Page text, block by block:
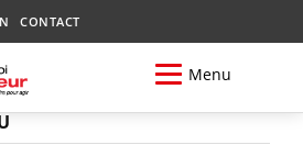
CONTACT
Menu